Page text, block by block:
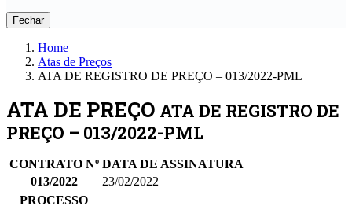
Fechar
Home
Atas de Preços
ATA DE REGISTRO DE PREÇO – 013/2022-PML
ATA DE PREÇO ATA DE REGISTRO DE
PREÇO – 013/2022-PML
CONTRATO Nº DATA DE ASSINATURA
013/2022
23/02/2022
PROCESSO